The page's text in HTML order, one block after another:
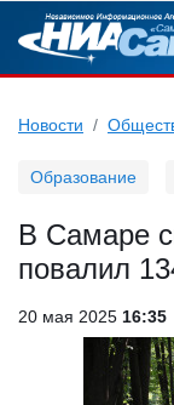
Новости
Образование
В Самаре
повалил
20 мая 2025 16:35